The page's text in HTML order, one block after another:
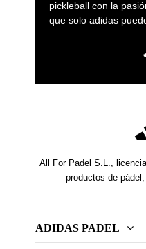
pickleball con la
que solo adidas
All For Padel S.L.,
productos de
ADIDAS PADEL